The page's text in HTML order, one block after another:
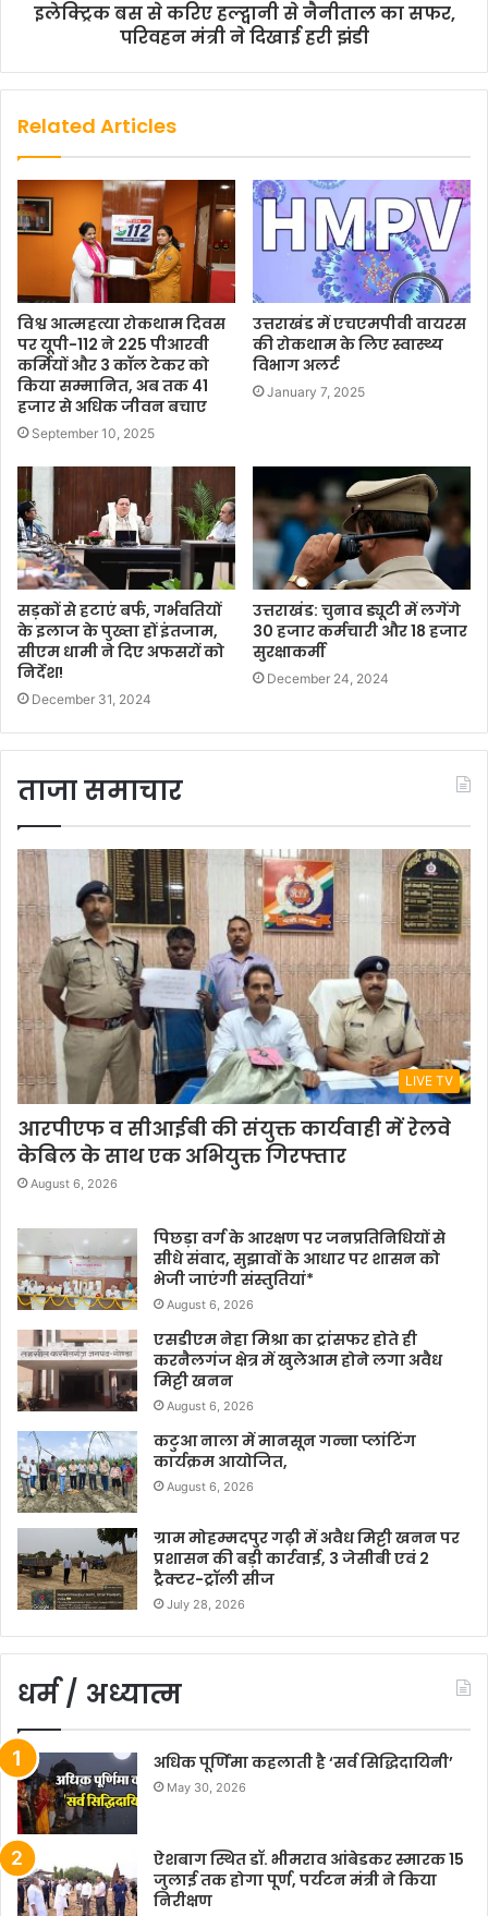
इलेक्ट्रिक बस से करिए हल्द्वानी से नैनीताल का सफर,
परिवहन मंत्री ने दिखाई हरी झंडी
Related Articles
विश्व आत्महत्या रोकथाम दिवस
पर यूपी-112 ने 225 पीआरवी
कर्मियों और 3 कॉल टेकर को
किया सम्मानित, अब तक 41
हजार से अधिक जीवन बचाए
September 10, 2025
उत्तराखंड में एचएमपीवी वायरस
की रोकथाम के लिए स्वास्थ्य
विभाग अलर्ट
January 7, 2025
सड़कों से हटाएं बर्फ, गर्भवतियों
के इलाज के पुख्ता हों इंतजाम,
सीएम धामी ने दिए अफसरों को
निर्देश!
December 31, 2024
उत्तराखंड: चुनाव ड्यूटी में लगेंगे
30 हजार कर्मचारी और 18 हजार
सुरक्षाकर्मी
December 24, 2024
ताजा समाचार
LIVE TV
आरपीएफ व सीआईबी की संयुक्त कार्यवाही में रेलवे
केबिल के साथ एक अभियुक्त गिरफ्तार
August 6, 2026
पिछड़ा वर्ग के आरक्षण पर जनप्रतिनिधियों से
सीधे संवाद, सुझावों के आधार पर शासन को
भेजी जाएंगी संस्तुतियां*
August 6, 2026
एसडीएम नेहा मिश्रा का ट्रांसफर होते ही
करनैलगंज क्षेत्र में खुलेआम होने लगा अवैध
मिट्टी खनन
August 6, 2026
कटुआ नाला में मानसून गन्ना प्लांटिंग
कार्यक्रम आयोजित,
August 6, 2026
ग्राम मोहम्मदपुर गढ़ी में अवैध मिट्टी खनन पर
प्रशासन की बड़ी कार्रवाई, 3 जेसीबी एवं 2
ट्रैक्टर-ट्रॉली सीज
July 28, 2026
धर्म / अध्यात्म
अधिक पूर्णिमा कहलाती है ‘सर्व सिद्धिदायिनी’
May 30, 2026
ऐशबाग स्थित डॉ. भीमराव आंबेडकर स्मारक 15
जुलाई तक होगा पूर्ण, पर्यटन मंत्री ने किया
निरीक्षण